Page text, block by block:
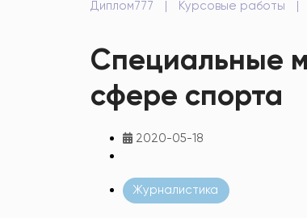
Диплом777 | Курсовые работы |
Специальные
сфере спорта
2020-05-18
Журналистика